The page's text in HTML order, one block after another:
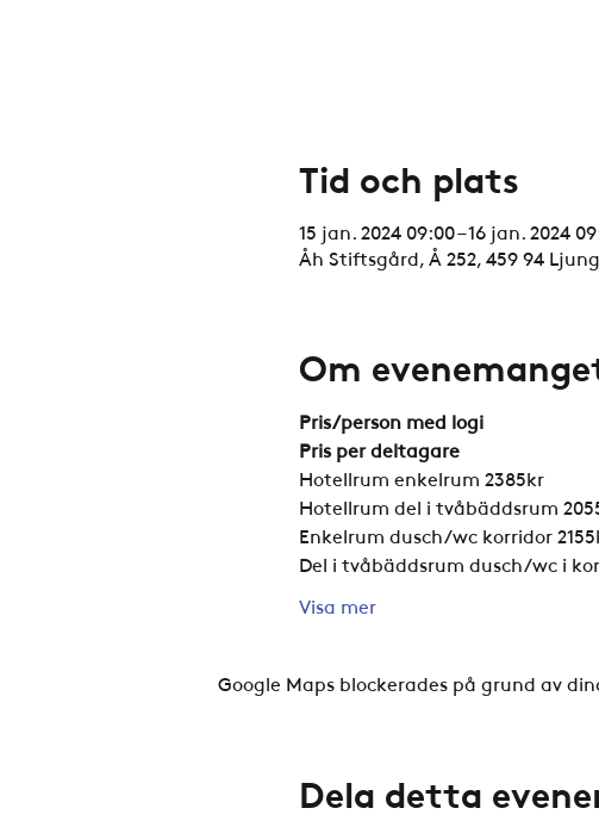
Tid och plats
15 jan. 2024 09:00 – 16 jan. 2024
Åh Stiftsgård, Å 252, 459 94
Om
Pris/person med logi
Pris per deltagare
Hotellrum enkelrum 2385kr
Hotellrum del i tvåbäddsrum
Enkelrum dusch/wc korridor
Del i tvåbäddsrum dusch/wc i
Visa mer
Google Maps blockerades på grund av
Dela detta